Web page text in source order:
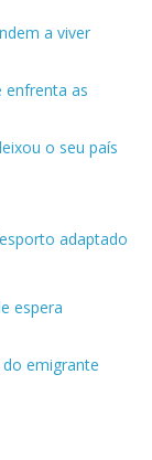
a viver
enfrenta as
o seu país
adaptado
espera
do emigrante